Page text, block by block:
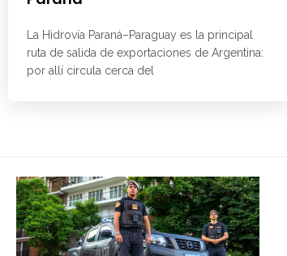
La Hidrovía Paraná–Paraguay es la principal
ruta de salida de exportaciones de Argentina:
por allí circula cerca del